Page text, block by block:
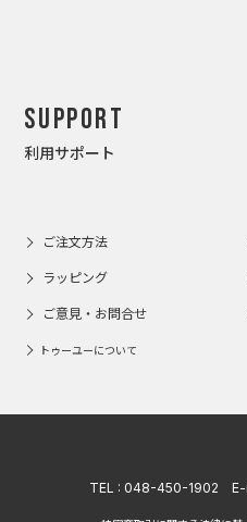
Support
利用サポート
ご注文方法
ラッピング
ご意見・お問合せ
トゥーユーについて
TEL : 048-450-1902 E-